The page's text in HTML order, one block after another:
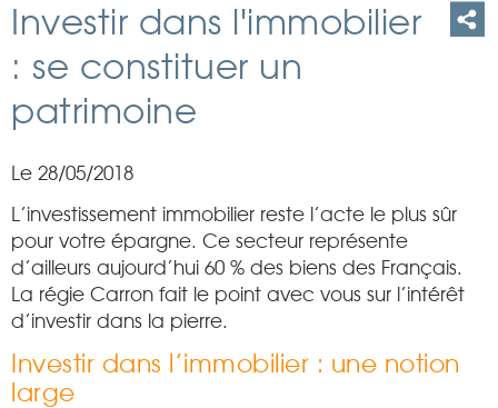
Investir dans l'immobilier
: se constituer un
patrimoine
Le 28/05/2018
L’investissement immobilier reste l’acte le plus sûr
pour votre épargne. Ce secteur représente
d’ailleurs aujourd’hui 60 % des biens des Français.
La régie Carron fait le point avec vous sur l’intérêt
d’investir dans la pierre.
Investir dans l’immobilier : une notion
large